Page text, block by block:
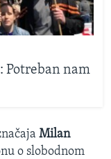
Potreban nam
Milan
o slobodnom